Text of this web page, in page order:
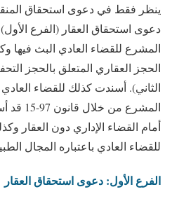
ينظر فقط في دعوى استحقاق
دعوى استحقاق العقار (الفرع
المشرع للقضاء العادي البث فيها
الحجز العقاري المتعلق بالحجز
الثاني). أسندت كذلك للقضاء
المشرع
أمام القضاء الإداري دون العقار
للقضاء العادي باعتباره المجال
الفرع الأول: دعوى استحقاق العقار